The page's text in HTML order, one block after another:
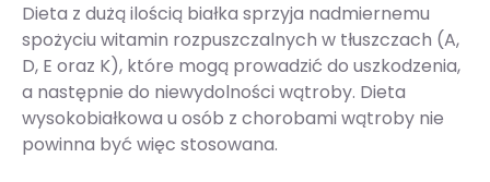
Dieta z dużą ilością białka sprzyja nadmiernemu
spożyciu witamin rozpuszczalnych w tłuszczach (A,
D, E oraz K), które mogą prowadzić do uszkodzenia,
a następnie do niewydolności wątroby. Dieta
wysokobiałkowa u osób z chorobami wątroby nie
powinna być więc stosowana.